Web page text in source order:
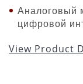
Аналоговый
цифровой
View Product